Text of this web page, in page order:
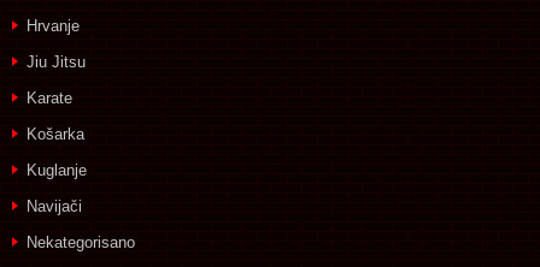
Hrvanje
Jiu Jitsu
Karate
Košarka
Kuglanje
Navijači
Nekategorisano